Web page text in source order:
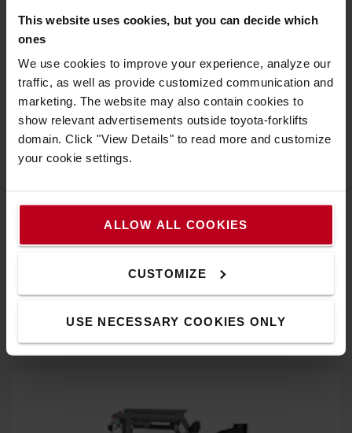
This website uses cookies, but you can decide which
ones
We use cookies to improve your experience, analyze our
traffic, as well as provide customized communication and
marketing. The website may also contain cookies to
show relevant advertisements outside toyota-forklifts
domain. Click "View Details" to read more and customize
your cookie settings.
ALLOW ALL COOKIES
CUSTOMIZE
USE NECESSARY COOKIES ONLY
l'environnement.